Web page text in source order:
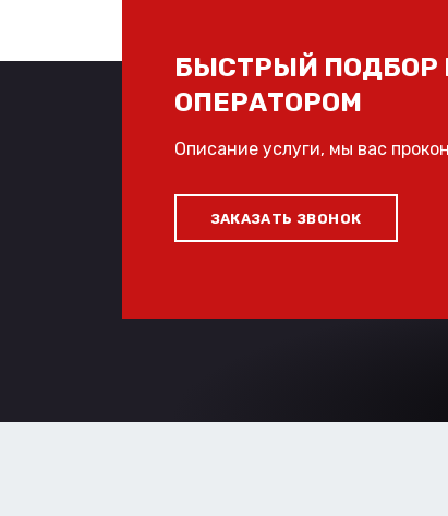
БЫСТРЫЙ
ОПЕРАТОРОМ
Описание услуги, мы вас
ЗАКАЗАТЬ ЗВОНОК